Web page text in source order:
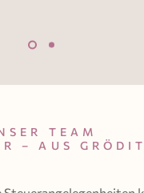
TEAM
– AUS